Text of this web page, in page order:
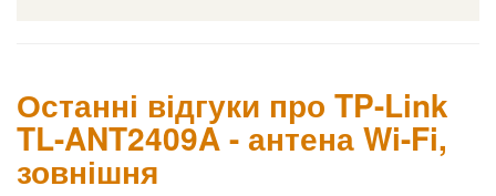
Останні відгуки про TP-Link
TL-ANT2409A - антена Wi-Fi,
зовнішня